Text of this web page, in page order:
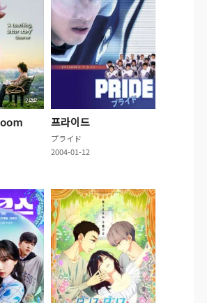
프라이드
プライド
2004-01-12